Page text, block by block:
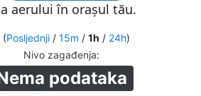
aerului în orașul tău.
(Posljednji/ 15m / 1h / 24h)
Nivo zagađenja:
podataka